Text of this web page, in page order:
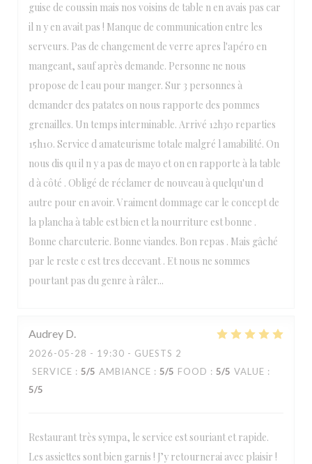
guise de coussin mais nos voisins de table n en avais pas car
il n y en avait pas ! Manque de communication entre les
serveurs. Pas de changement de verre apres l'apéro en
mangeant, sauf après demande. Personne ne nous
propose de l eau pour manger. Sur 3 personnes à
demander des patates on nous rapporte des pommes
grenailles. Un temps interminable. Arrivé 12h30 reparties
15h10. Service d amateurisme totale malgré l amabilité. On
nous dis qu il n y a pas de mayo et on en rapporte à la table
d à côté . Obligé de réclamer de nouveau à quelqu'un d
autre pour en avoir. Vraiment dommage car le concept de
la plancha à table est bien et la nourriture est bonne .
Bonne charcuterie. Bonne viandes. Bon repas . Mais gâché
par le reste c est tres decevant . Et nous ne sommes
pourtant pas du genre à râler...
Audrey D
2026-05-28 - 19:30 - GUESTS 2
SERVICE : 5/5 AMBIANCE : 5/5 FOOD : 5/5 VALUE :
5/5
Restaurant très sympa, le service est souriant et rapide.
Les assiettes sont bien garnis ! J’y retournerai avec plaisir !